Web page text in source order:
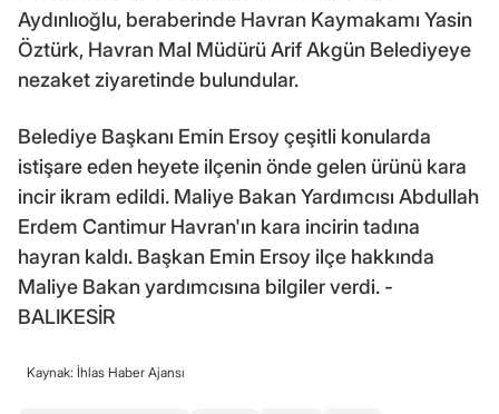
Aydınlıoğlu, beraberinde Havran Kaymakamı Yasin
Öztürk, Havran Mal Müdürü Arif Akgün Belediyeye
nezaket ziyaretinde bulundular.
Belediye Başkanı Emin Ersoy çeşitli konularda
istişare eden heyete ilçenin önde gelen ürünü kara
incir ikram edildi. Maliye Bakan Yardımcısı Abdullah
Erdem Cantimur Havran'ın kara incirin tadına
hayran kaldı. Başkan Emin Ersoy ilçe hakkında
Maliye Bakan yardımcısına bilgiler verdi. -
BALIKESİR
Kaynak: İhlas Haber Ajansı